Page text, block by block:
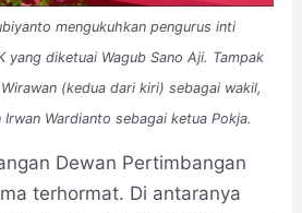
mengukuhkan pengurus inti
yang diketuai Wagub Sano Aji. Tampak
(kedua dari kiri) sebagai wakil,
Wardianto sebagai ketua Pokja.
Dewan Pertimbangan
terhormat. Di antaranya